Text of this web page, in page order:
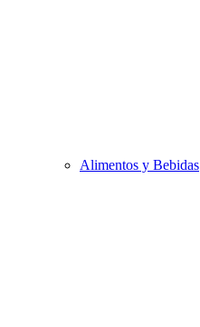
Alimentos y Bebidas